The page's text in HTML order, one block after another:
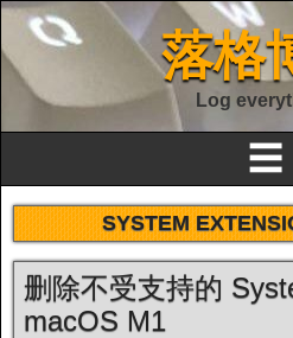
落格
Log
☰
SYSTEM
删除不受支持的
macOS M1